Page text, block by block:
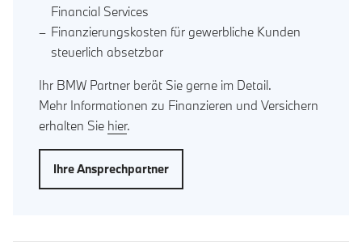
Financial Services
Finanzierungskosten für gewerbliche Kunden
steuerlich absetzbar
Ihr BMW Partner berät Sie gerne im Detail.
Mehr Informationen zu Finanzieren und Versichern
erhalten Sie hier.
Ihre Ansprechpartner